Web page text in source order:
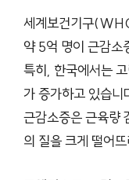
세계보건기구
약 5억 명이 근감소
특히, 한국에서는
가 증가하고 있습니
근감소증은 근육량
의 질을 크게 떨어